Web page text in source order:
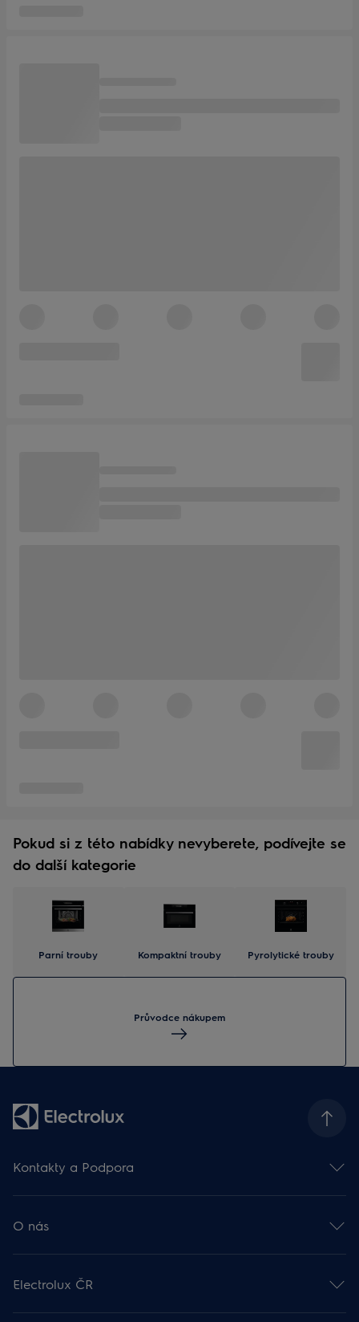
Pokud si z této nabídky nevyberete, podívejte se
do další kategorie
Parní trouby Kompaktní trouby Pyrolytické trouby
Průvodce nákupem
Kontakty a Podpora
Odběr newsletteru
Facebook 🡕
Instagram 🡕
TikTok 🡕
Rady a návody
O nás
Finanční informace 🡕
Udržitelnost 🡕
Práce v Electroluxu 🡕
Electrolux ČR